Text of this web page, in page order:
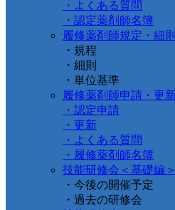
・よくある質問
・認定薬剤師名簿
履修薬剤師規定・細則
・規程
・細則
・単位基準
履修薬剤師申請・更
・認定申請
・更新
・よくある質問
・履修薬剤師名簿
技能研修会＜基礎編＞
・今後の開催予定
・過去の研修会